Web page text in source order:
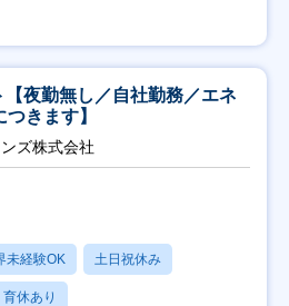
【夜勤無し／自社勤務／エネ
きます】
ズ株式会社
未経験OK 土日祝休み
休あり